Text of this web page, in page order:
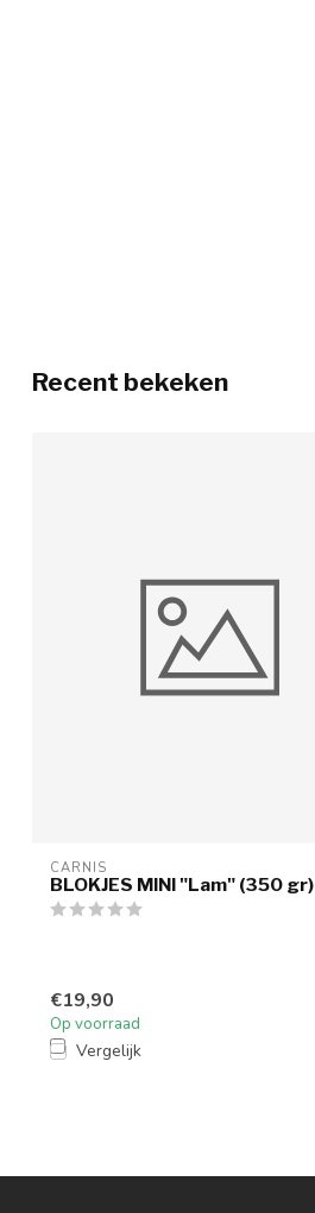
Recent bekeken
CARNIS
BLOKJES MINI "Lam" (350 gr)
€19,90
Op voorraad
Vergelijk